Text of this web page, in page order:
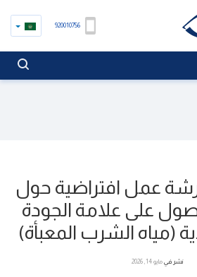
920010756
عمل افتراضية حول
على علامة الجودة
(مياه الشرب المعبأة)
نشر في مايو 14, 2026